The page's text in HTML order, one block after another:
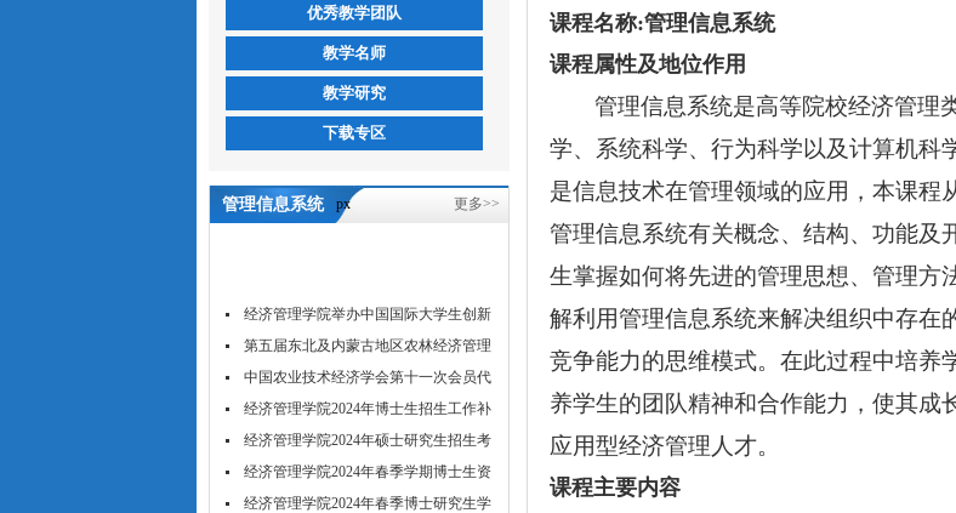
优秀教学团队
教学名师
教学研究
下载专区
px
管理信息系统 更多>>
经济管理学院举办中国国际大学生创新
大...
第五届东北及内蒙古地区农林经济管理
学...
中国农业技术经济学会第十一次会员代
表...
经济管理学院2024年博士生招生工作补
充...
经济管理学院2024年硕士研究生招生考
试...
经济管理学院2024年春季学期博士生资
格...
经济管理学院2024年春季博士研究生学
课程名称:管理信息系统
课程属性及地位作用
管理信息系统是高等院校经济管理
学、系统科学、行为科学以及计算机科
是信息技术在管理领域的应用，本课程
管理信息系统有关概念、结构、功能及
生掌握如何将先进的管理思想、管理方
解利用管理信息系统来解决组织中存在
竞争能力的思维模式。在此过程中培养
养学生的团队精神和合作能力，使其成
应用型经济管理人才。
课程主要内容